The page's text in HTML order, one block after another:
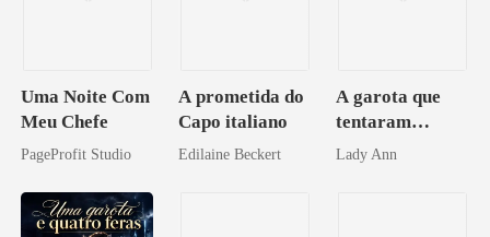
Uma Noite Com
Meu Chefe
PageProfit Studio
A prometida do
Capo italiano
Edilaine Beckert
A garota que
tentaram
apagar
Lady Ann